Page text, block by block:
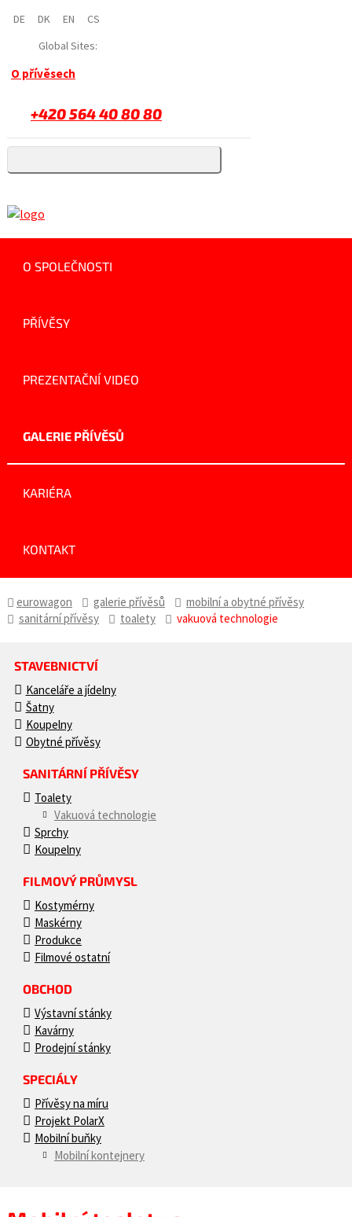
DE DK EN
CS
Global Sites:
O přívěsech
+420 564 40 80 80
O SPOLEČNOSTI
PŘÍVĚSY
PREZENTAČNÍ VIDEO
GALERIE PŘÍVĚSŮ
KARIÉRA
KONTAKT
eurowagon galerie přívěsů
mobilní a obytné přívěsy
sanitární přívěsy
toalety vakuová technologie
STAVEBNICTVÍ
Kanceláře a jídelny
Šatny
Koupelny
Obytné přívěsy
SANITÁRNÍ PŘÍVĚSY
Toalety
Vakuová technologie
Sprchy
Koupelny
FILMOVÝ PRŮMYSL
Kostymérny
Maskérny
Produkce
Filmové ostatní
OBCHOD
Výstavní stánky
Kavárny
Prodejní stánky
SPECIÁLY
Přívěsy na míru
Projekt PolarX
Mobilní buňky
Mobilní kontejnery